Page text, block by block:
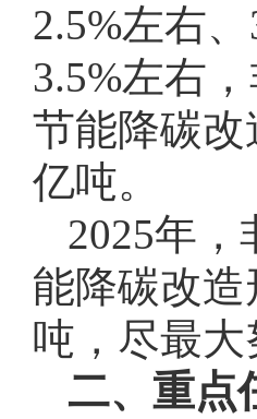
2.5%左右
3.5%左右
节能降碳改
亿吨。
2025年
能降碳改
吨，尽最
二、重点